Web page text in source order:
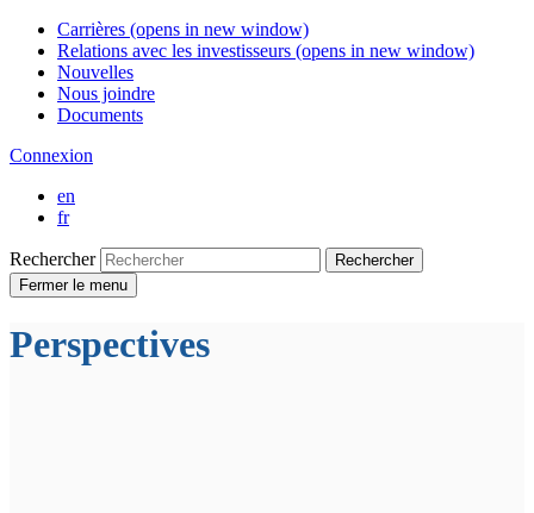
Carrières (opens in new window)
Relations avec les investisseurs (opens in new window)
Nouvelles
Nous joindre
Documents
Connexion
en
fr
Rechercher
Rechercher
Fermer le menu
Perspectives